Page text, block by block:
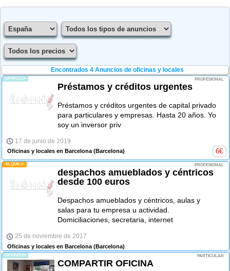
Encontrados 4 Anuncios de oficinas y locales
-OFREZCO- PROFESIONAL
Préstamos y créditos urgentes
Préstamos y créditos urgentes de capital privado
para particulares y empresas. Hasta 20 años. Yo
soy un inversor priv
17 de junio de 2019
Oficinas y locales en Barcelona (Barcelona) 6€
-ALQUILO- PROFESIONAL
despachos amueblados y céntricos
desde 100 euros
Despachos amueblados y céntricos, aulas y
salas para tu empresa u actividad.
Domiciliaciones, secretaria, internet
25 de noviembre de 2017
Oficinas y locales en Barcelona (Barcelona)
-OFREZCO- PARTICULAR
COMPARTIR OFICINA